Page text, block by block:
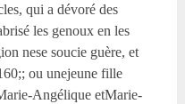
qui a dévoré des
les genoux en les
nese soucie guère, et
ou unejeune fille
Angélique etMarie-